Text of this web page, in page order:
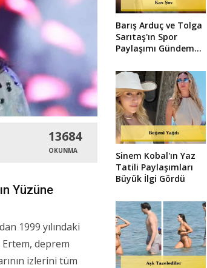
13684
OKUNMA
Yüzüne
1999 yılındaki
Ertem, deprem
izlerini tüm
Barış Arduç ve Tolga
Sarıtaş'ın Spor
Paylaşımı Gündem
Sinem Kobal'ın Yaz
Tatili Paylaşımları
Büyük İlgi Gördü